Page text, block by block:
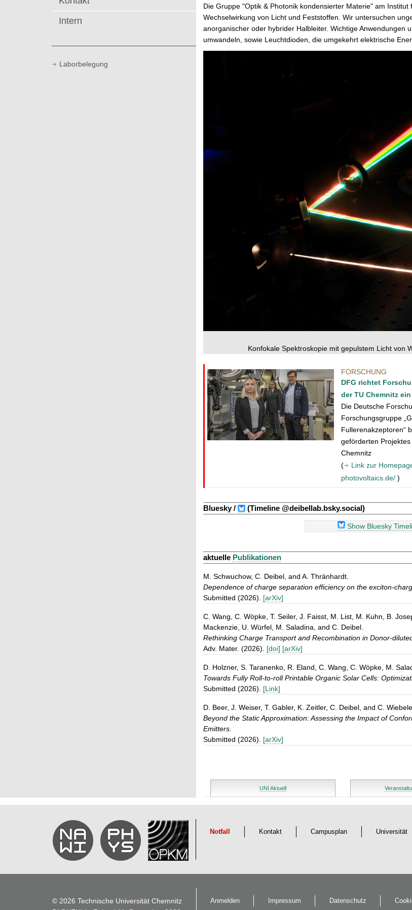
Intern
Laborbelegung
Die Gruppe "Optik & Photonik kondensierter Materie" am
Wechselwirkung von Licht und Feststoffen. Wir untersuchen
anorganischer oder hybrider Halbleiter. Wichtige Anwendungen
umwandeln, sowie Leuchtdioden, die umgekehrt elektrische
Konfokale Spektroskopie mit gepulstem Licht von
FORSCHUNG
DFG richtet
der TU Chemnitz ein
Die Deutsche
Forschungsgruppe
Fullerenakzeptoren“
geförderten
Chemnitz
(
Link zur
photovoltaics.de/ )
Bluesky / (Timeline @deibellab.bsky.social)
Show Bluesky
aktuelle Publikationen
M. Schwuchow, C. Deibel, and A. Thränhardt.
Dependence of charge separation efficiency on the exciton-
Submitted (2026). [arXiv]
C. Wang, C. Wöpke, T. Seiler, J. Faisst, M. List, M. Kuhn, B.
Mackenzie, U. Würfel, M. Saladina, and C. Deibel.
Rethinking Charge Transport and Recombination in Donor-
Adv. Mater. (2026). [doi] [arXiv]
D. Holzner, S. Taranenko, R. Eland, C. Wang, C. Wöpke, M.
Towards Fully Roll-to-roll Printable Organic Solar Cells:
Submitted (2026). [Link]
D. Beer, J. Weiser, T. Gabler, K. Zeitler, C. Deibel, and C.
Beyond the Static Approximation: Assessing the Impact of
Emitters.
Submitted (2026). [arXiv]
UNI Aktuell
Notfall Kontakt Campusplan Universität
Anmelden Impressum Datenschutz
© 2026 Technische Universität Chemnitz